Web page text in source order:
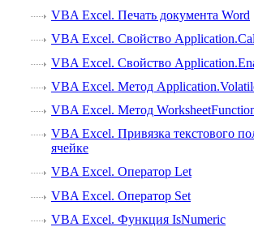
VBA Excel. Печать документа Word
VBA Excel. Свойство
VBA Excel. Свойство
VBA Excel. Метод
VBA Excel. Метод
VBA Excel. Привязка текстового
ячейке
VBA Excel. Оператор Let
VBA Excel. Оператор Set
VBA Excel. Функция IsNumeric